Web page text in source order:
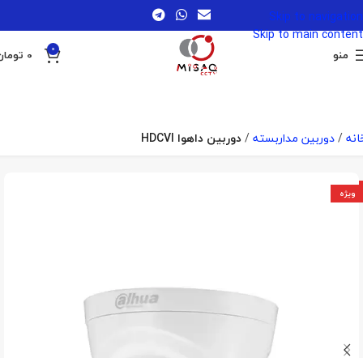
Skip to navigation
Skip to main content
منو 0
0
دوربین مداربسته دوربین داهوا HDCVI
ویژه
ویژه